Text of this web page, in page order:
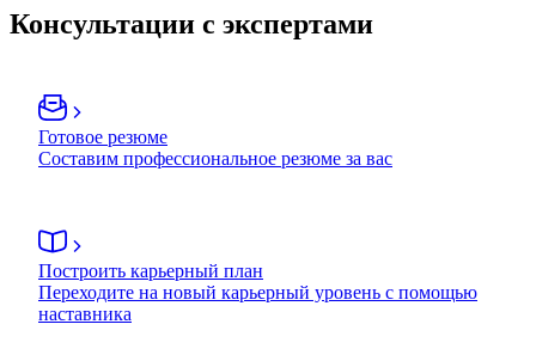
Консультации с экспертами
Готовое резюме
Составим профессиональное резюме за вас
Построить карьерный план
Переходите на новый карьерный уровень с помощью
наставника